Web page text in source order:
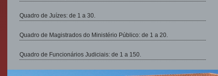
Quadro de Juízes: de 1 a 30.
Quadro de Magistrados do Ministério Público: de 1 a 20.
Quadro de Funcionários Judiciais: de 1 a 150.